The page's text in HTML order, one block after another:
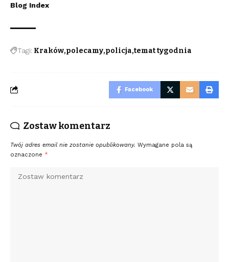
Blog Index
Tagi: Kraków polecamy policja temat tygodnia
Facebook
Zostaw komentarz
Twój adres email nie zostanie opublikowany. Wymagane pola są
oznaczone *